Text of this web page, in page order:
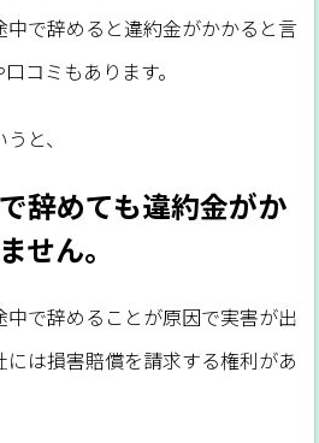
で辞めると違約金がかかると言
コミもあります。
と、
辞めても違約金がか
せん。
で辞めることが原因で実害が出
は損害賠償を請求する権利があ